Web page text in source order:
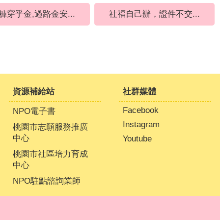
穿乎金,過路金安... 社福自己辦，證件不交...
資源補給站
NPO電子書
桃園市志願服務推廣
中心
桃園市社區培力育成
中心
NPO駐點諮詢業師
社群媒體
Facebook
Instagram
Youtube